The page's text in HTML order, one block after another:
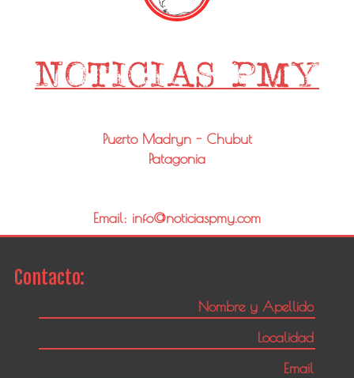
Puerto Madryn - Chubut
Patagonia
Email: info@noticiaspmy.com
Contacto: